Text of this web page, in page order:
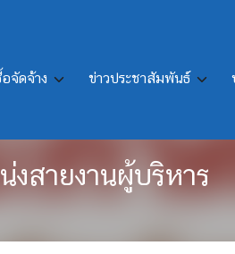
จัดจ้าง ข่าวประชาสัมพันธ์
รหา ข้าราชการหรื
งสายงานผู้บริหาร